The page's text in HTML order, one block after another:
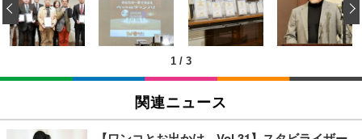
キング pc 事務椅子 360度回転 座面昇降 強化ナイロ
ン樹脂ベース 通気性メッシュ 在宅ワーク H-WY01
(黒網+黒枠+黒足)
￥5,699
SIHOO B100 オフィスチェア／デスクチェア メッシ
ュチェア 人間工学 疲れない ブラック
￥27,999
￥105,595
EIZO ビジネス向けプレミアムモニター | FlexScan
￥3,373
Amazonベーシック ペットシーツ 厚型 ワイド 42枚
x2袋(84枚) ホワイト(吸収面:ライトブルー)
￥3,234
1 / 3
‹
関連ニュース